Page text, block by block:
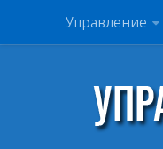
Управление